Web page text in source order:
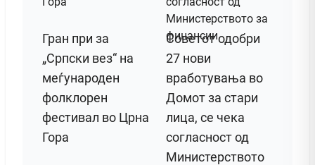
Гран при за
„Српски вез“ на
меѓународен
фолклорен
фестивал во Црна
Гора
Советот одобри
27 нови
вработувања во
Домот за стари
лица, се чека
согласност од
Министерството